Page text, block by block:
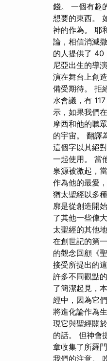
錢。 一個有趣
想要的東西。
神的作為。 耶
論，相信消滅
的人提供了 40
尼亞出生的導
演在舞台上創
備受期待。 拒
水會議，有
示，如果我們
摩西和他的聽
的宇宙。 翻譯
這個字以其絕
一起使用。 當
泉源被激起，
作為他的最愛
猶太聖經以多
廓是從創造開
了其他一些偉
太聖經的其他
在創世記的第
的觀念回顧《
接受所提出的
許多不同觀點
了簡潔起見，
經中，因為它
將進化論作為
現它與聖經關
的話。 但神會
章收集了所羅
我們的注意。